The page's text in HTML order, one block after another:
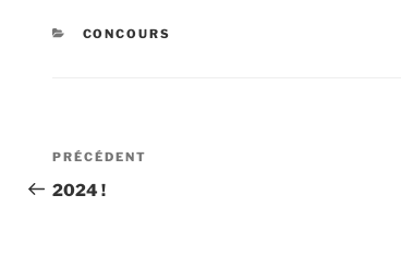
CATÉGORIES
CONCOURS
Navigation
de
Article
précédent
PRÉCÉDENT
2024 !